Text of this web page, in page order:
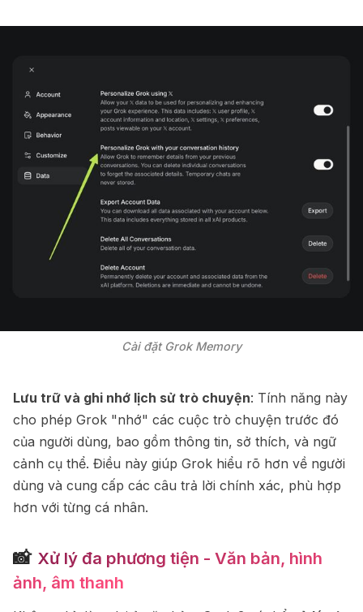
Cài đặt Grok Memory
Lưu trữ và ghi nhớ lịch sử trò chuyện: Tính năng này
cho phép Grok "nhớ" các cuộc trò chuyện trước đó
của người dùng, bao gồm thông tin, sở thích, và ngữ
cảnh cụ thể. Điều này giúp Grok hiểu rõ hơn về người
dùng và cung cấp các câu trả lời chính xác, phù hợp
hơn với từng cá nhân.
📸 Xử lý đa phương tiện - Văn bản, hình
ảnh, âm thanh